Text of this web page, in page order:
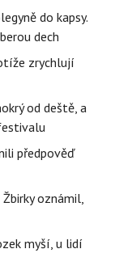
do kapsy.
dech
zrychlují
od deště, a
předpověď
Žbirky oznámil,
myší, u lidí